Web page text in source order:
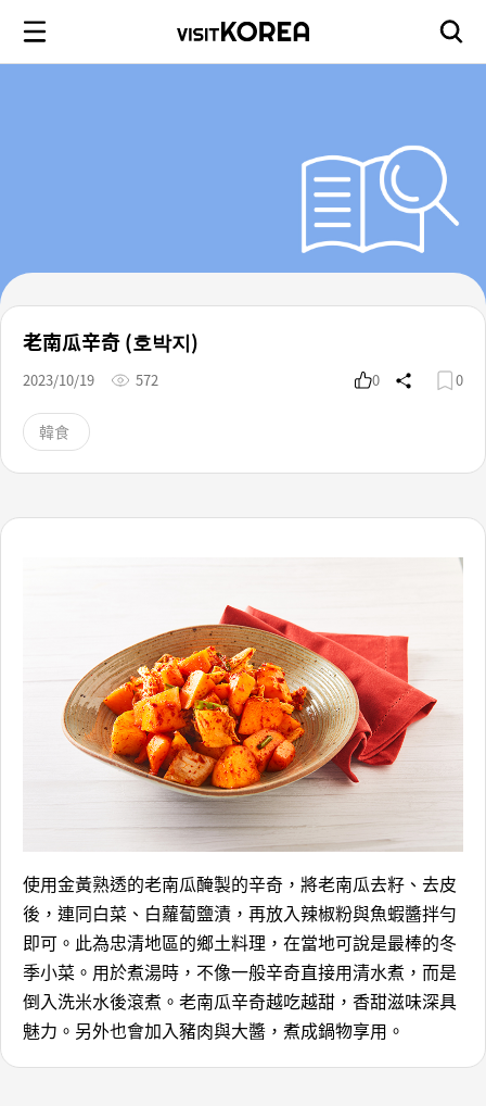
老南瓜辛奇 (호박지)
2023/10/19 572 0 0
韓食
使用金黃熟透的老南瓜醃製的辛奇，將老南瓜去籽、去皮
後，連同白菜、白蘿蔔鹽漬，再放入辣椒粉與魚蝦醬拌勻
即可。此為忠清地區的鄉土料理，在當地可說是最棒的冬
季小菜。用於煮湯時，不像一般辛奇直接用清水煮，而是
倒入洗米水後滾煮。老南瓜辛奇越吃越甜，香甜滋味深具
魅力。另外也會加入豬肉與大醬，煮成鍋物享用。